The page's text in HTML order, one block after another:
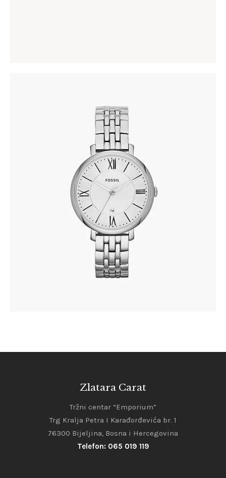
FOSSIL ES3433
.00
Zlatara Carat
Tržni centar “Emporium”
Trg Kralja Petra I Karađorđevića br. 1
76300 Bijeljina, Bosna i Hercegovina
Telefon: 065 019 119